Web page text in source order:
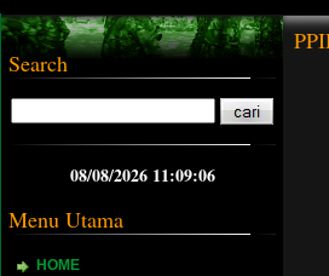
Search
08/08/2026 11:09:07
Menu Utama
HOME